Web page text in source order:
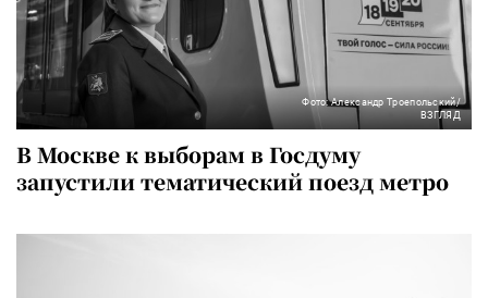
Фото: Александр Троепольский/
ВЗГЛЯД
В Москве к выборам в Госдуму
запустили тематический поезд метро